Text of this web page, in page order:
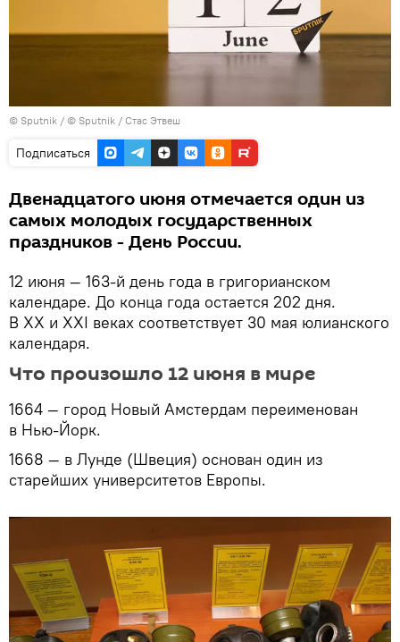
© Sputnik / © Sputnik / Стас Этвеш
Подписаться
Двенадцатого июня отмечается один из
самых молодых государственных
праздников - День России.
12 июня — 163-й день года в григорианском
календаре. До конца года остается 202 дня.
В XX и XXI веках соответствует 30 мая юлианского
календаря.
Что произошло 12 июня в мире
1664 — город Новый Амстердам переименован
в Нью-Йорк.
1668 — в Лунде (Швеция) основан один из
старейших университетов Европы.